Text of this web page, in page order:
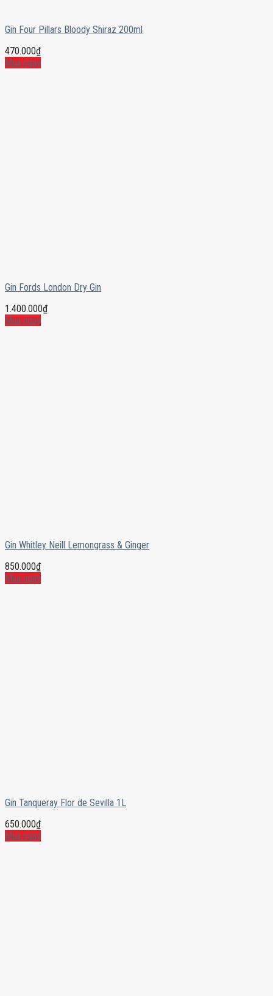
Gin Four Pillars Bloody Shiraz 200ml
470.000₫
Mua ngay
Gin Fords London Dry Gin
1.400.000₫
Mua ngay
Gin Whitley Neill Lemongrass & Ginger
850.000₫
Mua ngay
Gin Tanqueray Flor de Sevilla 1L
650.000₫
Mua ngay